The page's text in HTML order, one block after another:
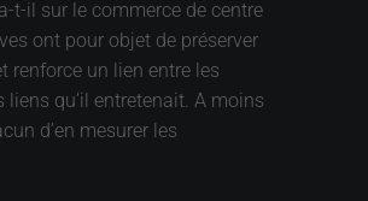
t-il sur le commerce de centre
ont pour objet de préserver
renforce un lien entre les
qu’il entretenait. A moins
d’en mesurer les